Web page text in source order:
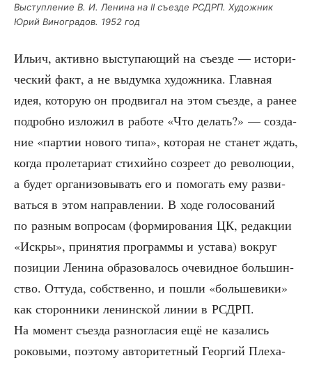
Выступ­ле­ние В. И. Лени­на на II съез­де РСДРП. Худож­ник
Юрий Вино­гра­дов. 1952 год
Ильич, актив­но высту­па­ю­щий на съез­де — исто­ри­
че­ский факт, а не выдум­ка худож­ни­ка. Глав­ная
идея, кото­рую он про­дви­гал на этом съез­де, а ранее
подроб­но изло­жил в рабо­те «Что делать?» — созда­
ние «пар­тии ново­го типа», кото­рая не ста­нет ждать,
когда про­ле­та­ри­ат сти­хий­но созре­ет до рево­лю­ции,
а будет орга­ни­зо­вы­вать его и помо­гать ему раз­ви­
вать­ся в этом направ­ле­нии. В ходе голо­со­ва­ний
по раз­ным вопро­сам (фор­ми­ро­ва­ния ЦК, редак­ции
«Искры», при­ня­тия про­грам­мы и уста­ва) вокруг
пози­ции Лени­на обра­зо­ва­лось оче­вид­ное боль­шин­
ство. Отту­да, соб­ствен­но, и пошли «боль­ше­ви­ки»
как сто­рон­ни­ки ленин­ской линии в РСДРП.
На момент съез­да раз­но­гла­сия ещё не каза­лись
роко­вы­ми, поэто­му авто­ри­тет­ный Геор­гий Пле­ха­